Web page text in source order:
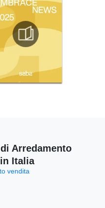
Arredamento
Italia
vendita